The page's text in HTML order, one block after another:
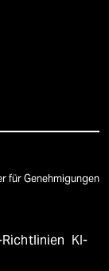
für Genehmigungen
KI-